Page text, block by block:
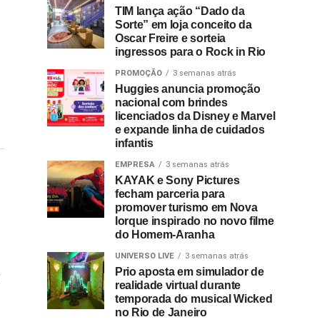
TIM lança ação “Dado da
Sorte” em loja conceito da
Oscar Freire e sorteia
ingressos para o Rock in Rio
PROMOÇÃO 3 semanas atrás
Huggies anuncia promoção
nacional com brindes
licenciados da Disney e Marvel
e expande linha de cuidados
infantis
EMPRESA 3 semanas atrás
KAYAK e Sony Pictures
fecham parceria para
promover turismo em Nova
Iorque inspirado no novo filme
do Homem-Aranha
UNIVERSO LIVE 3 semanas atrás
Prio aposta em simulador de
realidade virtual durante
temporada do musical Wicked
no Rio de Janeiro